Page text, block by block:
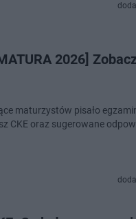
2026]
maturzystów pisało
CKE oraz sugerowane